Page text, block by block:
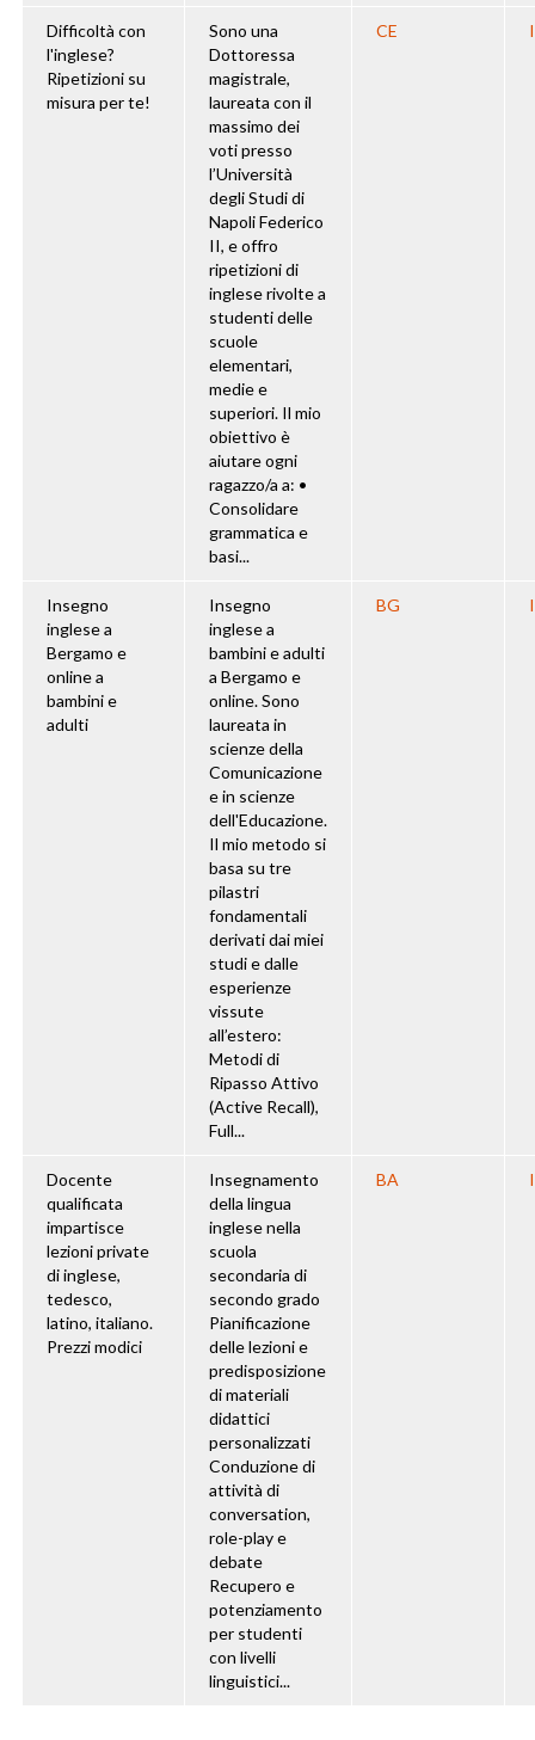
Difficoltà con
l'inglese?
Ripetizioni su
misura per te!
Sono una
Dottoressa
magistrale,
laureata con il
massimo dei
voti presso
l’Università
degli Studi di
Napoli Federico
II, e offro
ripetizioni di
inglese rivolte a
studenti delle
scuole
elementari,
medie e
superiori. Il mio
obiettivo è
aiutare ogni
ragazzo/a a: •
Consolidare
grammatica e
basi...
CE
Insegno
inglese a
Bergamo e
online a
bambini e
adulti
Insegno
inglese a
bambini e adulti
a Bergamo e
online. Sono
laureata in
scienze della
Comunicazione
e in scienze
dell'Educazione.
Il mio metodo si
basa su tre
pilastri
fondamentali
derivati dai miei
studi e dalle
esperienze
vissute
all’estero:
Metodi di
Ripasso Attivo
(Active Recall),
Full...
BG
Docente
qualificata
impartisce
lezioni private
di inglese,
tedesco,
latino, italiano.
Prezzi modici
Insegnamento
della lingua
inglese nella
scuola
secondaria di
secondo grado
Pianificazione
delle lezioni e
predisposizione
di materiali
didattici
personalizzati
Conduzione di
attività di
conversation,
role-play e
debate
Recupero e
potenziamento
per studenti
con livelli
linguistici...
BA